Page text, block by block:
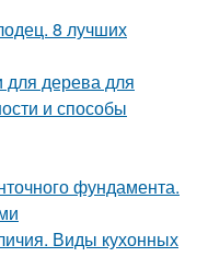
8 лучших
дерева для
и способы
фундамента.
Виды кухонных